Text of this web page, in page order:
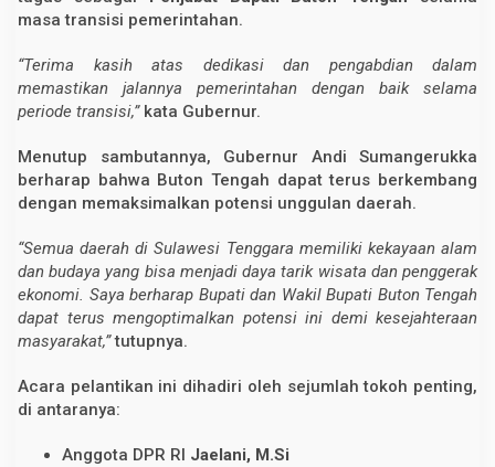
masa transisi pemerintahan.
“Terima kasih atas dedikasi dan pengabdian dalam
memastikan jalannya pemerintahan dengan baik selama
periode transisi,”kata Gubernur.
Menutup sambutannya, Gubernur Andi Sumangerukka
berharap bahwa Buton Tengah dapat terus berkembang
dengan memaksimalkan potensi unggulan daerah.
“Semua daerah di Sulawesi Tenggara memiliki kekayaan alam
dan budaya yang bisa menjadi daya tarik wisata dan penggerak
ekonomi. Saya berharap Bupati dan Wakil Bupati Buton Tengah
dapat terus mengoptimalkan potensi ini demi kesejahteraan
masyarakat,”tutupnya.
Acara pelantikan ini dihadiri oleh sejumlah tokoh penting,
di antaranya:
Anggota DPR RI Jaelani, M.Si